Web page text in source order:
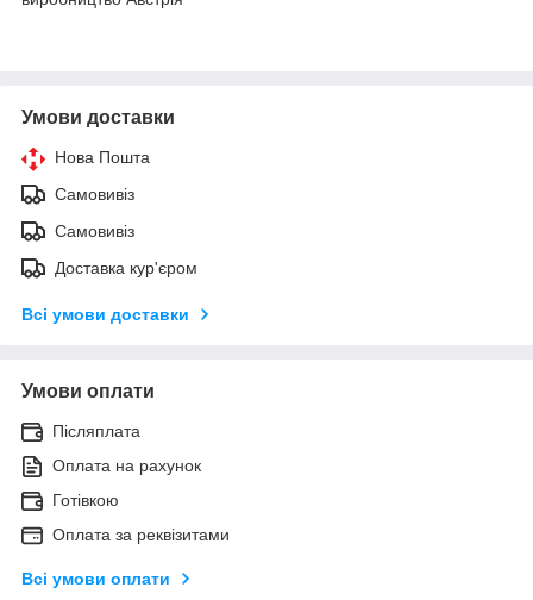
Умови доставки
Нова Пошта
Самовивіз
Самовивіз
Доставка кур'єром
Всі умови доставки
Умови оплати
Післяплата
Оплата на рахунок
Готівкою
Оплата за реквізитами
Всі умови оплати